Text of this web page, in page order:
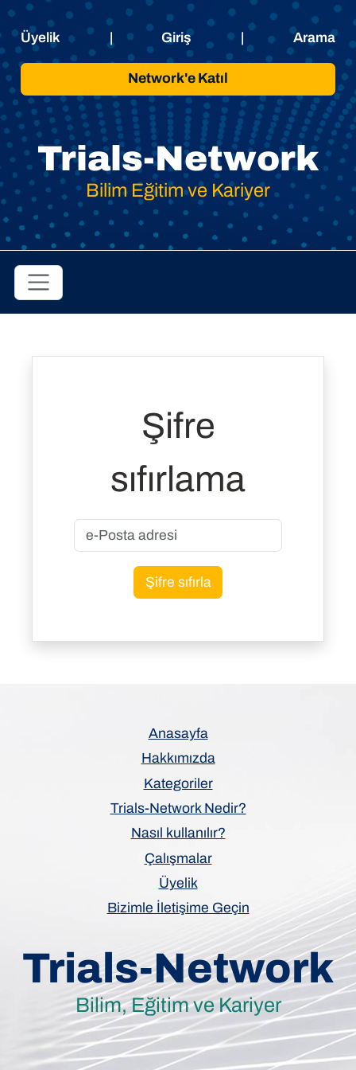
Üyelik Giriş Arama
Network'e Katıl
Trials-Network
Bilim Eğitim ve Kariyer
Şifre
sıfırlama
Anasayfa
Hakkımızda
Kategoriler
Trials-Network Nedir?
Nasıl kullanılır?
Çalışmalar
Üyelik
Bizimle İletişime Geçin
Trials-Network
Bilim, Eğitim ve Kariyer